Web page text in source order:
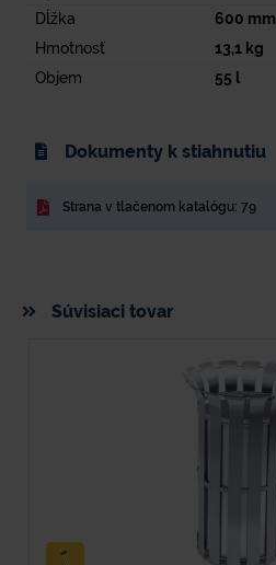
Dĺžka
600 mm
Hmotnosť
13,1kg
Objem
55 l
Dokumenty k stiahnutiu
Strana v tlačenom katalógu: 79
Súvisiaci tovar